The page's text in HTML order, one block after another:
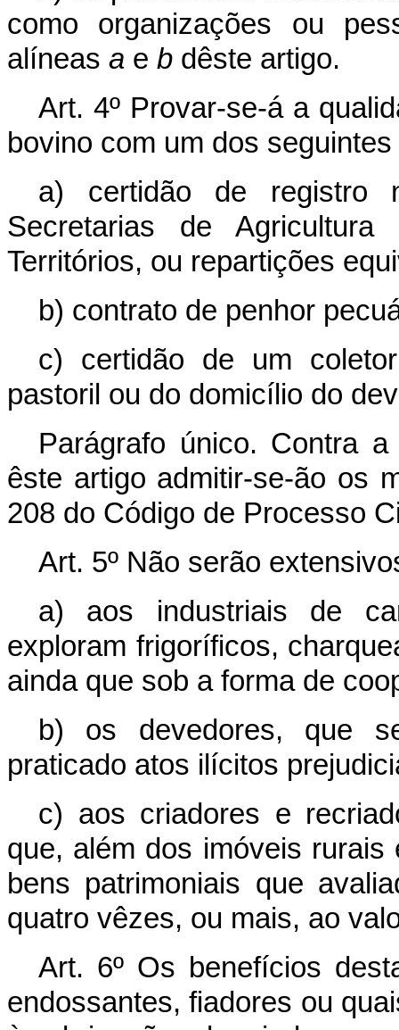
como organizações ou
alíneas a e b dêste artigo.
Art. 4º Provar-se-á a
bovino com um dos
a) certidão de registro
Secretarias de
Territórios, ou repartições
b) contrato de penhor
c) certidão de um
pastoril ou do domicílio do
Parágrafo único. Contra
êste artigo admitir-se-ão os
208 do Código de Processo
Art. 5º Não serão
a) aos industriais de
exploram frigoríficos,
ainda que sob a forma de
b) os devedores, que
praticado atos ilícitos
c) aos criadores e
que, além dos imóveis
bens patrimoniais que
quatro vêzes, ou mais, ao
Art. 6º Os benefícios
endossantes, fiadores ou